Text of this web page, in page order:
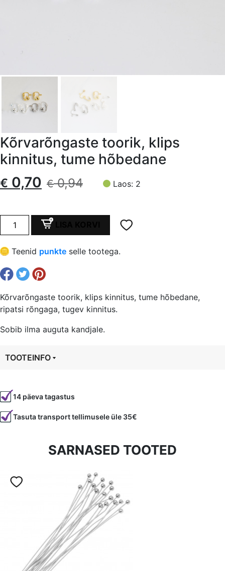
Kõrvarõngaste toorik, klips
kinnitus, tume hõbedane
€0,94
Algne
oli:
€ 0,94.
€ 0,70
Current
is:
€ 0,70.
Laos: 2
Kõrvarõngaste
toorik,
klips
kinnitus,
tume
hõbedane
kogus
Teenid punkte selle tootega.
Kõrvarõngaste toorik, klips kinnitus, tume hõbedane,
ripatsi rõngaga, tugev kinnitus.
Sobib ilma auguta kandjale.
TOOTEINFO
Värvus
Hõbedane
Materjal
metall
14 päeva tagastus
Tasuta transport tellimusele üle 35€
SARNASED TOOTED